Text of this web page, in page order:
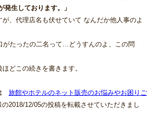
発生しております。」
、代理店名も伏せていて なんだか他人事のよ
がたったの二名って…どうすんのよ、この問
どこの続きを書きます。
旅館やホテルのネット販売のお悩みやお困りご
2018/12/05の投稿を転載させていただきまし